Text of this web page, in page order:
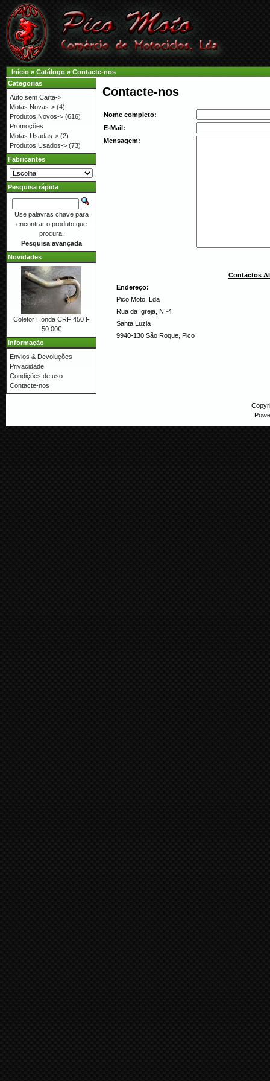
Início » Catálogo » Contacte-nos
Contacte-nos
Nome completo:
E-Mail:
Mensagem:
Contactos
Endereço:
Pico Moto, Lda
Rua da Igreja, N.º4
Santa Luzia
9940-130 São Roque, Pico
Categorias
Auto sem Carta->
Motas Novas-> (4)
Produtos Novos-> (616)
Promoções
Motas Usadas-> (2)
Produtos Usados-> (73)
Fabricantes
Pesquisa rápida
Use palavras chave para
encontrar o produto que
procura.
Pesquisa avançada
Novidades
Coletor Honda CRF 450 F
50.00€
Informação
Envios & Devoluções
Privacidade
Condições de uso
Contacte-nos